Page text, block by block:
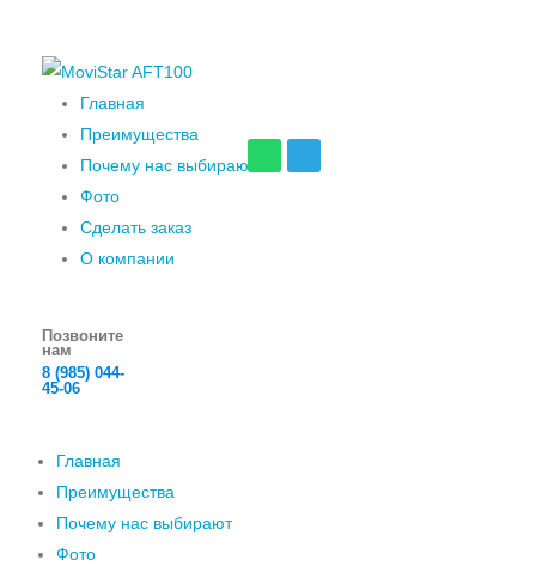
Главная
Преимущества
Почему нас выбирают
Фото
Сделать заказ
О компании
Позвоните
нам
8 (985) 044-
45-06
Главная
Преимущества
Почему нас выбирают
Фото